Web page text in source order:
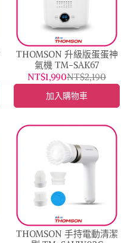
THOMSON 升級版蛋蛋神
氣機 TM-SAK67
NT$1,990NT$2,190
加入購物車
THOMSON 手持電動清潔